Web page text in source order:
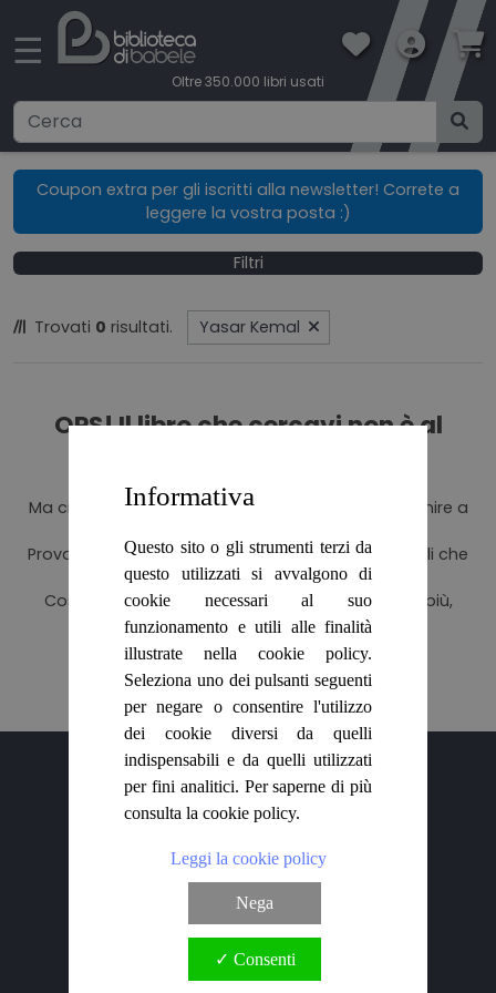
☰
Oltre 350.000 libri usati
Ricerca avanzata
NEWSLETTER
Coupon extra per gli iscritti alla newsletter! Correte a
leggere la vostra posta :)
Filtri
Trovati 0 risultati. Yasar Kemal
OPS! Il libro che cercavi non è al
Ma ci sono altri 350.000 titoli che aspettano di venire a
Prova la nostra Ricerca avanzata per trovare quelli che
fanno per te.
Cosa aspetti? Con Biblioteca di Babele leggi di più,
spendendo pochissimo!
Vai alla ricerca avanzata
Chi siamo
Spedizioni
Contatti
Newsletter
Informativa
Questo sito o gli strumenti terzi da
questo utilizzati si avvalgono di
cookie necessari al suo
funzionamento e utili alle finalità
illustrate nella cookie policy.
Seleziona uno dei pulsanti seguenti
per negare o consentire l'utilizzo
dei cookie diversi da quelli
indispensabili e da quelli utilizzati
per fini analitici. Per saperne di più
consulta la cookie policy.
Leggi la cookie policy
Nega
✓ Consenti